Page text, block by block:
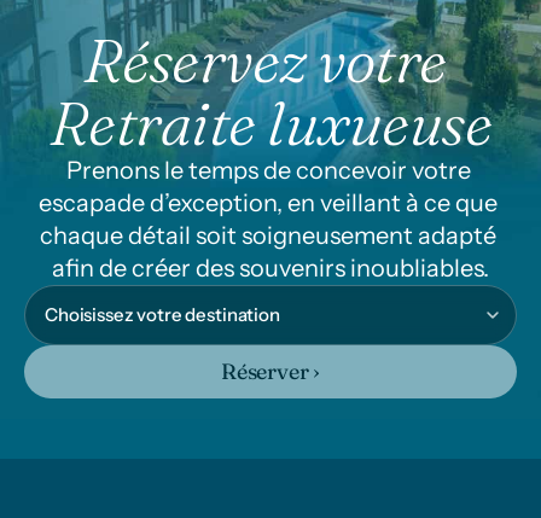
Réservez votre
Retraite luxueuse
Prenons le temps de concevoir votre
escapade d’exception, en veillant à ce que
chaque détail soit soigneusement adapté
afin de créer des souvenirs inoubliables.
Réserver ›